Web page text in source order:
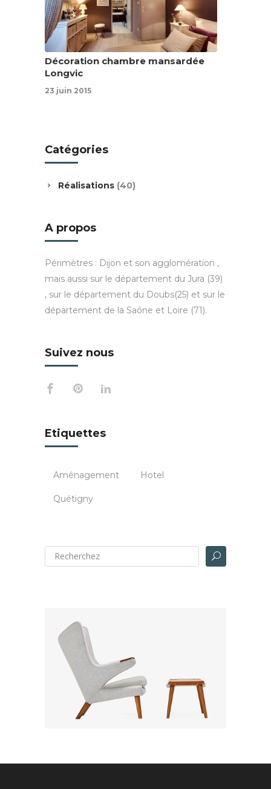
Décoration chambre mansardée
Longvic
23 juin 2015
Catégories
Réalisations (40)
A propos
Périmètres : Dijon et son agglomération ,
mais aussi sur le département du Jura (39)
, sur le département du Doubs(25) et sur le
département de la Saône et Loire (71).
Suivez nous
Etiquettes
Aménagement Hotel
Quétigny